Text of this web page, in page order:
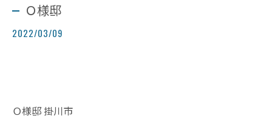
Ｏ様邸
2022/03/09
Ｏ様邸 掛川市